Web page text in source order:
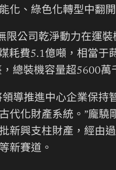
化、綠色化轉型中翻
限公司乾淨動力在運
耗費5.1億噸，相當于
總裝機容量超5600萬
導推進中心企業保持
代化財產系統。”龐
新興支柱財產，經由
新賽道。